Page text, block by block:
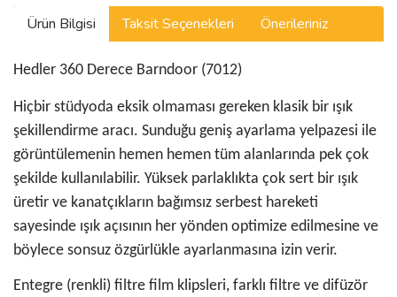
Ürün Bilgisi Taksit Seçenekleri Önerileriniz
Hedler 360 Derece Barndoor (7012)
Hiçbir stüdyoda eksik olmaması gereken klasik bir ışık
şekillendirme aracı. Sunduğu geniş ayarlama yelpazesi ile
görüntülemenin hemen hemen tüm alanlarında pek çok
şekilde kullanılabilir. Yüksek parlaklıkta çok sert bir ışık
üretir ve kanatçıkların bağımsız serbest hareketi
sayesinde ışık açısının her yönden optimize edilmesine ve
böylece sonsuz özgürlükle ayarlanmasına izin verir.
Entegre (renkli) filtre film klipsleri, farklı filtre ve difüzör